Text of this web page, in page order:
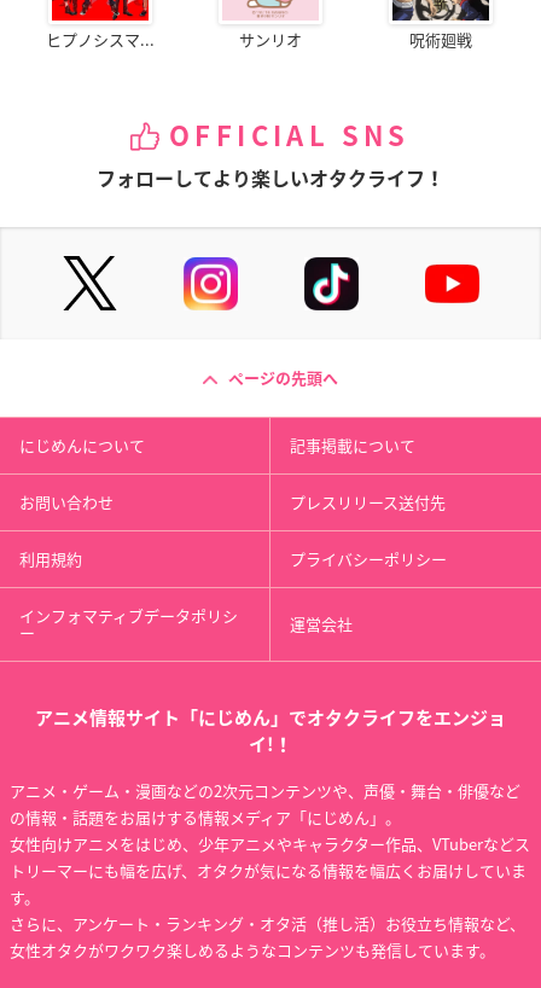
ヒプノシスマ... サンリオ 呪術廻戦
OFFICIAL SNS
フォローしてより楽しいオタクライフ！
ページの先頭へ
にじめんについて 記事掲載について
お問い合わせ プレスリリース送付先
利用規約 プライバシーポリシー
インフォマティブデータポリシ
ー 運営会社
アニメ情報サイト「にじめん」でオタクライフをエンジョ
イ!！
アニメ・ゲーム・漫画などの2次元コンテンツや、声優・舞台・俳優など
の情報・話題をお届けする情報メディア「にじめん」。
女性向けアニメをはじめ、少年アニメやキャラクター作品、VTuberなどス
トリーマーにも幅を広げ、オタクが気になる情報を幅広くお届けしていま
す。
さらに、アンケート・ランキング・オタ活（推し活）お役立ち情報など、
女性オタクがワクワク楽しめるようなコンテンツも発信しています。